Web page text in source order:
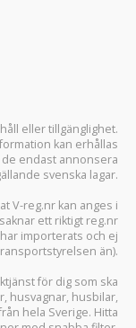
eller tillgänglighet.
kan erhållas
endast annonsera
svenska lagar.
V-reg.nr kan anges i
ett riktigt reg.nr
importerats och ej
än).
för dig som ska
, husvagnar, husbilar,
hela Sverige. Hitta